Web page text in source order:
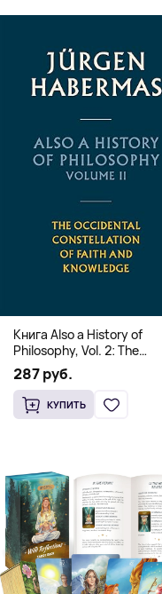
Книга Also a History of
Philosophy, Vol. 2: The
Occidental Constellation of
Faith and Knowledge
(Твердый переплет)
287 руб.
КУПИТЬ